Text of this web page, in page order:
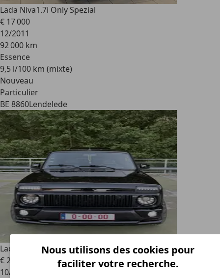
Lada Niva1.7i Only Spezial
€ 17 000
12/2011
92 000 km
Essence
9,5 l/100 km (mixte)
Nouveau
Particulier
BE 8860Lendelede
Lada Niva
1.7i Norma
€ 20 000
10/2012
Nous utilisons des cookies pour
faciliter votre recherche.